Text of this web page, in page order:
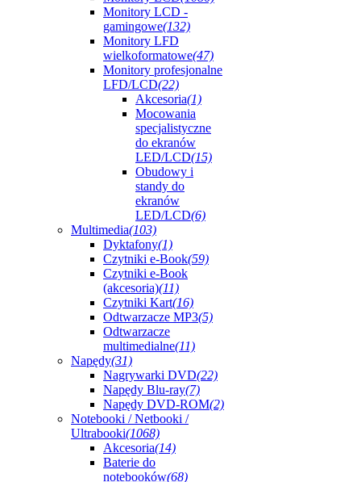
Monitory LCD -
gamingowe(132)
Monitory LFD
wielkoformatowe(47)
Monitory profesjonalne
LFD/LCD(22)
Akcesoria(1)
Mocowania
specjalistyczne
do ekranów
LED/LCD(15)
Obudowy i
standy do
ekranów
LED/LCD(6)
Multimedia(103)
Dyktafony(1)
Czytniki e-Book(59)
Czytniki e-Book
(akcesoria)(11)
Czytniki Kart(16)
Odtwarzacze MP3(5)
Odtwarzacze
multimedialne(11)
Napędy(31)
Nagrywarki DVD(22)
Napędy Blu-ray(7)
Napędy DVD-ROM(2)
Notebooki / Netbooki /
Ultrabooki(1068)
Akcesoria(14)
Baterie do
notebooków(68)